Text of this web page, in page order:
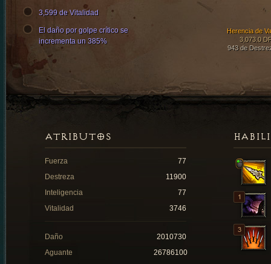
Herencia de
3,073.0
943 de
3,599 de Vitalidad
El daño por golpe crítico se
incrementa un 385%
ATRIBUTOS
Fuerza
77
Destreza
11900
Inteligencia
77
Vitalidad
3746
Daño
2010730
Aguante
26786100